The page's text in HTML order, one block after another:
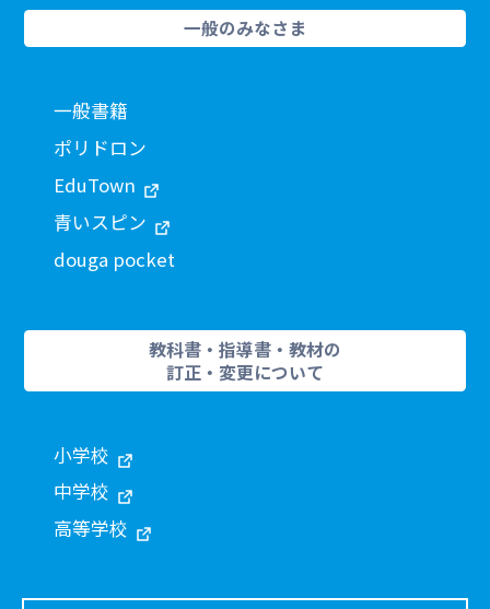
一般のみなさま
一般書籍
ポリドロン
EduTown
青いスピン
douga pocket
教科書・指導書・教材の
訂正・変更について
小学校
中学校
高等学校